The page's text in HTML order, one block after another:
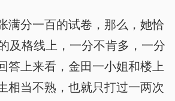
满分一百的试卷，那么，她恰
及格线上，一分不肯多，一分
答上来看，金田一小姐和楼上
相当不熟，也就只打过一两次